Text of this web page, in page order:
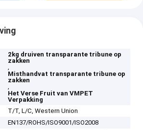
2kg druiven transparante tribune op
zakken
,
Misthandvat transparante tribune op
zakken
,
Het Verse Fruit van VMPET
Verpakking
T/T, L/C, Western Union
EN137/ROHS/ISO9001/ISO2008